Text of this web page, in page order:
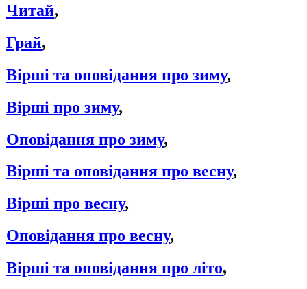
Читай,
Грай,
Вірші та оповідання про зиму,
Вірші про зиму,
Оповідання про зиму,
Вірші та оповідання про весну,
Вірші про весну,
Оповідання про весну,
Вірші та оповідання про літо,